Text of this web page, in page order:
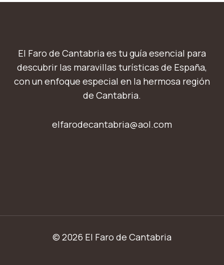
El Faro de Cantabria es tu guía esencial para
descubrir las maravillas turísticas de España,
con un enfoque especial en la hermosa región
de Cantabria.
elfarodecantabria@aol.com
© 2026 El Faro de Cantabria